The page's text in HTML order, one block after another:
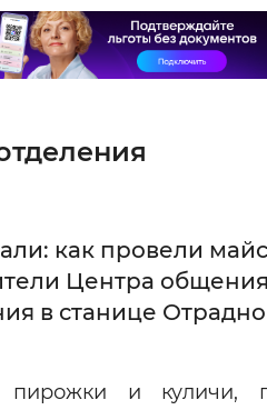
Увеличенный
Шрифт
Цвет сайта
Инверсивный
как провели
Центра
в станице
и куличи,